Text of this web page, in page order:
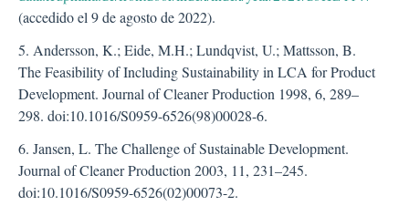
(accedido el 9 de agosto de 2022).
5. Andersson, K.; Eide, M.H.; Lundqvist, U.; Mattsson, B.
The Feasibility of Including Sustainability in LCA for Product
Development. Journal of Cleaner Production 1998, 6, 289–
298. doi:10.1016/S0959-6526(98)00028-6.
6. Jansen, L. The Challenge of Sustainable Development.
Journal of Cleaner Production 2003, 11, 231–245.
doi:10.1016/S0959-6526(02)00073-2.